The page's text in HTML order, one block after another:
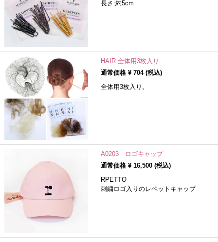
長さ:約5cm
HAIR 全体用3枚入り
通常価格 ¥ 704(税込)
全体用3枚入り。
A0203 ロゴキャップ
通常価格 ¥ 16,500(税込)
RPETTO
刺繍ロゴ入りのレペットキャップ